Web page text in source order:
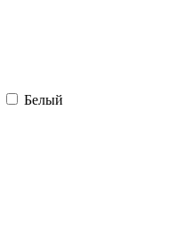
Белый